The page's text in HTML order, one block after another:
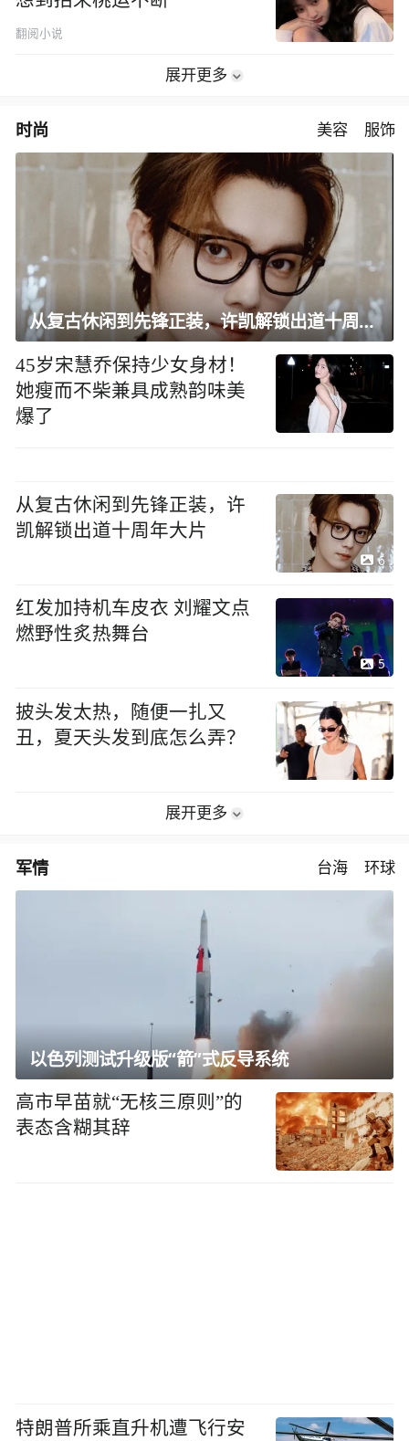
翻阅小说
展开更多
时尚 美容 服饰
从复古休闲到先锋正装，许凯解锁出道十周年大片
45岁宋慧乔保持少女身材！
她瘦而不柴兼具成熟韵味美
爆了
从复古休闲到先锋正装，许
凯解锁出道十周年大片
6
红发加持机车皮衣 刘耀文点
燃野性炙热舞台
5
披头发太热，随便一扎又
丑，夏天头发到底怎么弄？
展开更多
军情 台海 环球
以色列测试升级版“箭”式反导系统
高市早苗就“无核三原则”的
表态含糊其辞
特朗普所乘直升机遭飞行安